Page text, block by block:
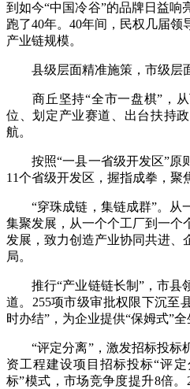
到如今“中国冷谷”的品牌日益响
跑了40年。40年间，民权几届
产业链规模。
县级层面精准施策，市级层面
商丘坚持“全市一盘棋”，从
位、划定产业赛道、出台扶持
航。
按照“一县一省级开发区”原
11个省级开发区，握指成拳，聚
“穿珠成链，集链成群”。从
集聚发展，从一个个工厂到一
发展，致力创造产业协同共进、
局。
推行“产业链链长制”，市县
道。255项市级审批权限下沉至
时办结”，为企业提供“保姆式”全
“评定分离”，激发招标投标
资工程建设项目招标投标“评
标”模式，市场竞争度提升8倍